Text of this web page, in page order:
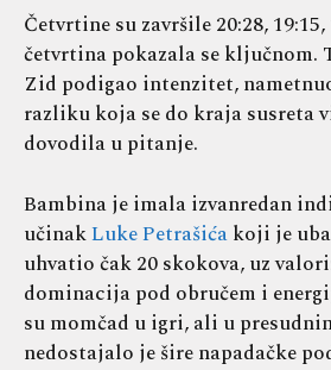
Četvrtine su završile 20:28,
četvrtina pokazala se ključnom.
Zid podigao intenzitet,
razliku koja se do kraja susreta
dovodila u pitanje.
Bambina je imala izvanredan
učinakLuke Petrašićakoji je
uhvatio čak 20 skokova, uz
dominacija pod obručem i
su momčad u igri, ali u
nedostajalo je šire napadačke